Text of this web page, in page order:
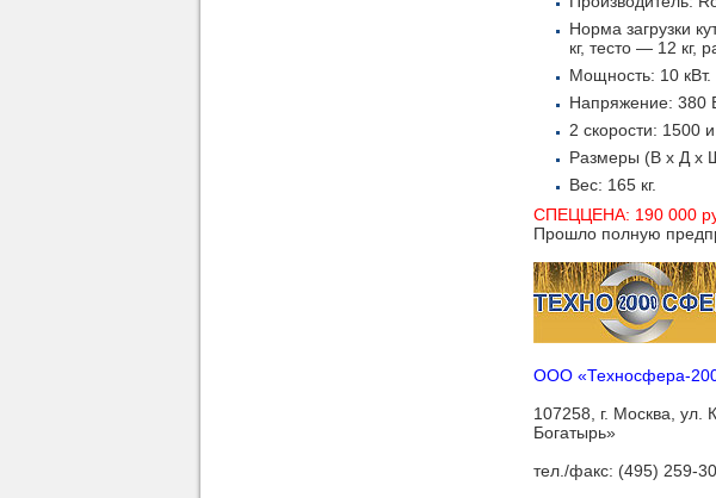
Норма загрузки
кг, тесто — 12 кг,
Мощность: 10 кВт.
Напряжение: 380
2 скорости: 1500
Размеры (В х Д х
Вес: 165 кг.
СПЕЦЦЕНА: 190 000
Прошло полную
ООО «Техносфера-
107258, г. Москва, ул.
Богатырь»
тел./факс: (495) 259-